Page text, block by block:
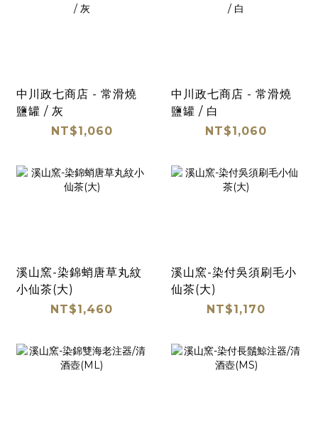
中川政七商店 - 常滑燒
鹽罐 / 灰
NT$1,060
中川政七商店 - 常滑燒
鹽罐 / 白
NT$1,060
溪山窯-染錦蛸唐草丸紋
小仙茶(大)
NT$1,460
溪山窯-染付吳須刷毛小
仙茶(大)
NT$1,170